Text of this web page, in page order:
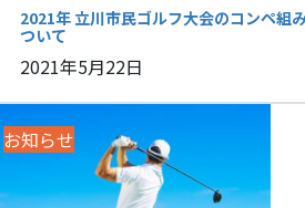
2021年 立川市民ゴルフ大会のコンペ組
ついて
2021年5月22日
お知らせ